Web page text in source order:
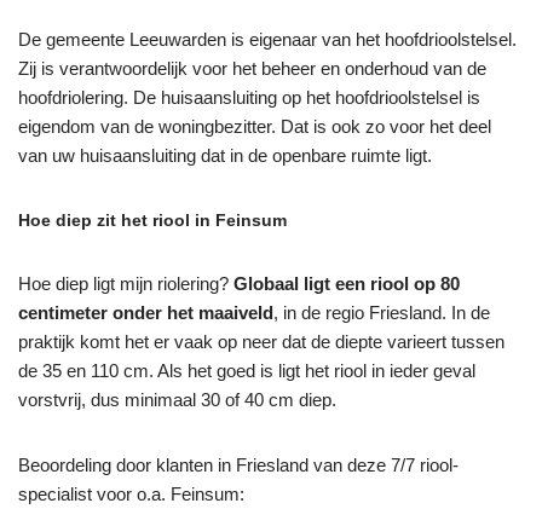
De gemeente Leeuwarden is eigenaar van het hoofdrioolstelsel.
Zij is verantwoordelijk voor het beheer en onderhoud van de
hoofdriolering. De huisaansluiting op het hoofdrioolstelsel is
eigendom van de woningbezitter. Dat is ook zo voor het deel
van uw huisaansluiting dat in de openbare ruimte ligt.
Hoe diep zit het riool in Feinsum
Hoe diep ligt mijn riolering? Globaal ligt een riool op 80
centimeter onder het maaiveld, in de regio Friesland. In de
praktijk komt het er vaak op neer dat de diepte varieert tussen
de 35 en 110 cm. Als het goed is ligt het riool in ieder geval
vorstvrij, dus minimaal 30 of 40 cm diep.
Beoordeling door klanten in Friesland van deze 7/7 riool-
specialist voor o.a. Feinsum: